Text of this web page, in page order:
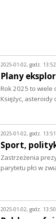
2025-01-02, godz. 13:52
Plany
Rok 2025 to wiele
Księżyc,
2025-01-02, godz. 13:51
Sport,
Zastrzeżenia
parytetu płci w
2025-01-02, godz. 13:50